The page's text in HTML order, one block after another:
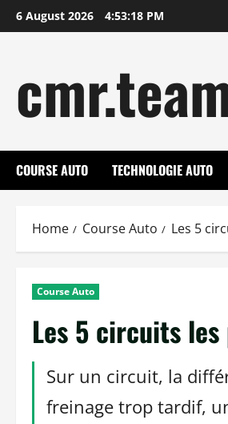
Skip
to
6 August 2026 4:53:19 PM
COURSE AUTO TECHNOLOGIE AUTO
Home Course Auto Les 5
Course Auto
Les 5 circuits
Sur un circuit, la
freinage trop tardif,